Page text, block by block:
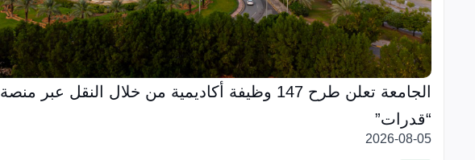
الجامعة تعلن طرح 147 وظيفة أكاديمية من خلال النقل عبر منصة
“قدرات”
2026-08-05